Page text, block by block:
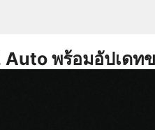
Auto พร้อมอัปเดท